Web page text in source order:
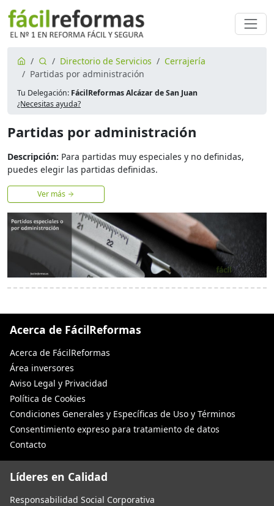
Directorio de Servicios
Cerrajería
Partidas por administración
Tu Delegación: FácilReformas Alcázar de San Juan
¿Necesitas ayuda?
Partidas por administración
Descripción: Para partidas muy especiales y no definidas,
puedes elegir las partidas definidas.
Ver más
Acerca de FácilReformas
Acerca de FácilReformas
Área inversores
Aviso Legal y Privacidad
Política de Cookies
Condiciones Generales y Específicas de Uso y Términos
Consentimiento expreso para tratamiento de datos
Contacto
Líderes en Calidad
Responsabilidad Social Corporativa